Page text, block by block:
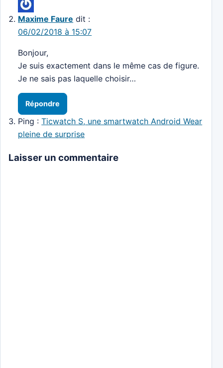
Maxime Faure dit :
06/02/2018 à 15:07
Bonjour,
Je suis exactement dans le même cas de figure.
Je ne sais pas laquelle choisir…
Répondre
Ping :Ticwatch S, une smartwatch Android Wear
pleine de surprise
Laisser un commentaire